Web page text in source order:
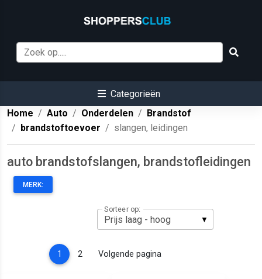
Categorieën
Home
Auto Onderdelen
Brandstof
brandstoftoevoer
slangen, leidingen
auto brandstofslangen, brandstofleidingen
MERK:
Sorteer op:
1 (current)
2 Volgende pagina